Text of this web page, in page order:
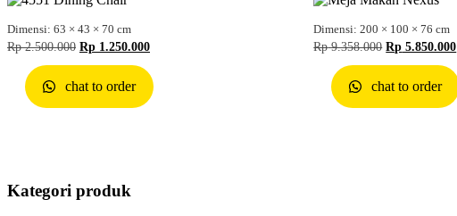
Dimensi: 63 × 43 × 70 cm
Rp2.500.000 Rp 1.250.000
chat to order
Dimensi: 200 × 100 × 76 cm
Rp9.358.000 Rp 5.850.000
chat to order
Kategori produk